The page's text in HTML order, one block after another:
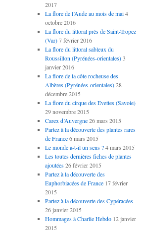
2017
La flore de l’Aude au mois de mai 4
octobre 2016
La flore du littoral près de Saint-Tropez
(Var) 7 février 2016
La flore du littoral sableux du
Roussillon (Pyrénées-orientales) 3
janvier 2016
La flore de la côte rocheuse des
Albères (Pyrénées-orientales) 28
décembre 2015
La flore du cirque des Evettes (Savoie)
29 novembre 2015
Carex d’Auvergne 26 mars 2015
Partez à la découverte des plantes rares
de France 6 mars 2015
Le monde a-t-il un sens ? 4 mars 2015
Les toutes dernières fiches de plantes
ajoutées 26 février 2015
Partez à la découverte des
Euphorbiacées de France 17 février
2015
Partez à la découverte des Cypéracées
26 janvier 2015
Hommages à Charlie Hebdo 12 janvier
2015